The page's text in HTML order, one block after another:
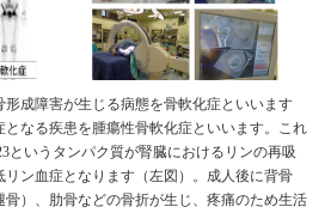
成障害が生じる病態を骨軟化症といいます
なる疾患を腫瘍性骨軟化症といいます。これ
というタンパク質が腎臓におけるリンの再吸
ン血症となります（左図）。成人後に背骨
骨）、肋骨などの骨折が生じ、疼痛のため生活